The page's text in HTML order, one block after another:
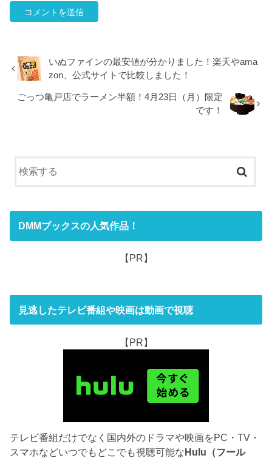
いぬファインの最安値が分かりました！楽天やama
zon、公式サイトで比較しました！
ごっつ亀戸店でラーメン半額！4月23日（月）限定
です！
DMMブックスの人気作品！
【PR】
見逃したテレビ番組や映画は動画で視聴
【PR】
テレビ番組だけでなく国内外のドラマや映画をPC・TV・
スマホなどいつでもどこでも視聴可能なHulu（フール